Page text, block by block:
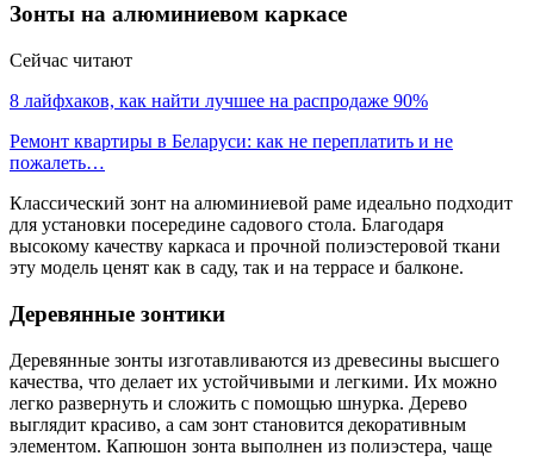
Зонты на алюминиевом каркасе
Сейчас читают
8 лайфхаков, как найти лучшее на распродаже 90%
Ремонт квартиры в Беларуси: как не переплатить и не
пожалеть…
Классический зонт на алюминиевой раме идеально подходит
для установки посередине садового стола. Благодаря
высокому качеству каркаса и прочной полиэстеровой ткани
эту модель ценят как в саду, так и на террасе и балконе.
Деревянные зонтики
Деревянные зонты изготавливаются из древесины высшего
качества, что делает их устойчивыми и легкими. Их можно
легко развернуть и сложить с помощью шнурка. Дерево
выглядит красиво, а сам зонт становится декоративным
элементом. Капюшон зонта выполнен из полиэстера, чаще